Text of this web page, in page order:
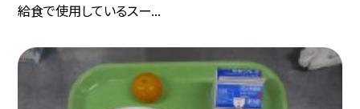
給食で使用しているスー...